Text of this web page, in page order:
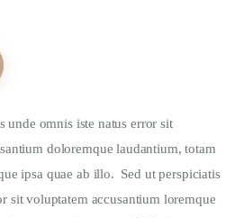
unde omnis iste natus error sit
doloremque laudantium, totam
ipsa quae ab illo.  Sed ut perspiciatis
sit voluptatem accusantium loremque